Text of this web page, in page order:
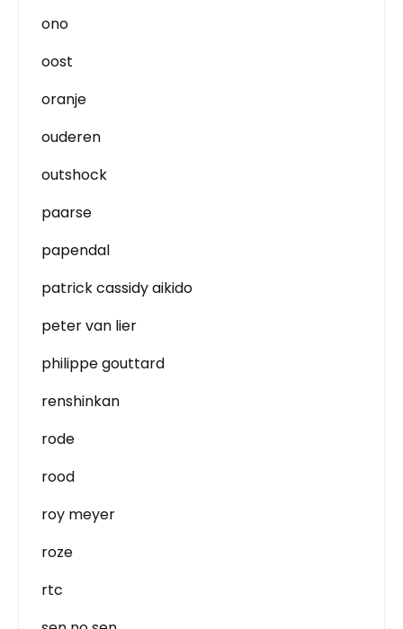
ono
oost
oranje
ouderen
outshock
paarse
papendal
patrick cassidy aikido
peter van lier
philippe gouttard
renshinkan
rode
rood
roy meyer
roze
rtc